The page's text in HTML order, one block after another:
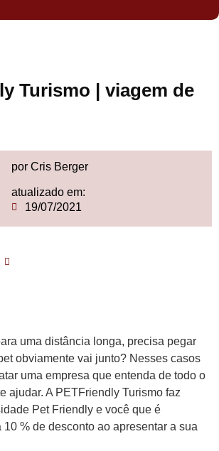
Turismo | viagem de
por Cris Berger
atualizado em:
19/07/2021
uma distância longa, precisa pegar
obviamente vai junto? Nesses casos
uma empresa que entenda de todo o
ajudar. A PETFriendly Turismo faz
Pet Friendly e você que é
% de desconto ao apresentar a sua